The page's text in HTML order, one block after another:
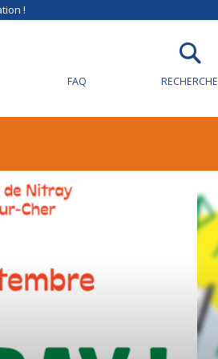
!
FAQ RECHERCHE